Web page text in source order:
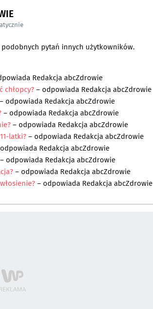
pytań innych użytkowników.
Redakcja abcZdrowie
chłopcy?– odpowiada Redakcja abcZdrowie
– odpowiada Redakcja abcZdrowie
– odpowiada Redakcja abcZdrowie
– odpowiada Redakcja abcZdrowie
latki?– odpowiada Redakcja abcZdrowie
Redakcja abcZdrowie
– odpowiada Redakcja abcZdrowie
– odpowiada Redakcja abcZdrowie
– odpowiada Redakcja abcZdrowie